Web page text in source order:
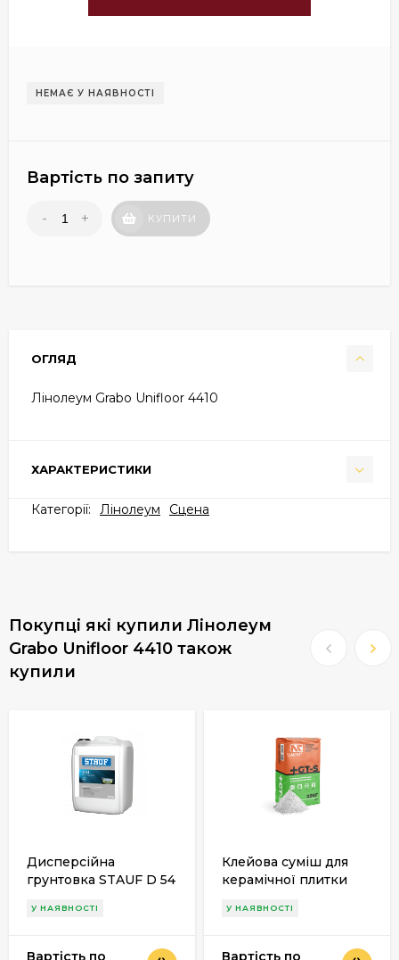
НЕМАЄ У НАЯВНОСТІ
Вартість по запиту
- + КУПИТИ
ОГЛЯД
Лінолеум Grabo Unifloor 4410
ХАРАКТЕРИСТИКИ
Категорії: Лінолеум Cцена
Покупці які купили Лінолеум
Grabo Unifloor 4410 також
купили
Дисперсійна
грунтовка STAUF D 54
У НАЯВНОСТІ
Вартість по
Клейова суміш для
керамічної плитки
У НАЯВНОСТІ
Вартість по